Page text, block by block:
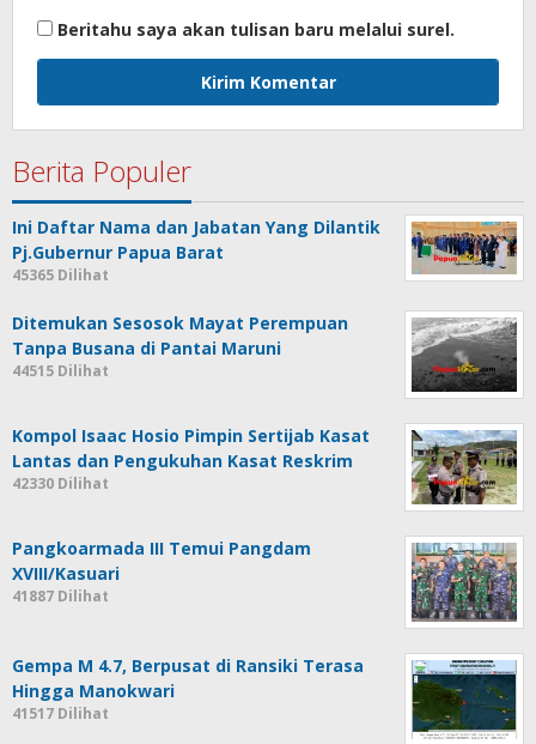
Beritahu saya akan tulisan baru melalui surel.
Berita Populer
Ini Daftar Nama dan Jabatan Yang Dilantik
Pj.Gubernur Papua Barat
45365 Dilihat
Ditemukan Sesosok Mayat Perempuan
Tanpa Busana di Pantai Maruni
44515 Dilihat
Kompol Isaac Hosio Pimpin Sertijab Kasat
Lantas dan Pengukuhan Kasat Reskrim
42330 Dilihat
Pangkoarmada III Temui Pangdam
XVIII/Kasuari
41887 Dilihat
Gempa M 4.7, Berpusat di Ransiki Terasa
Hingga Manokwari
41517 Dilihat